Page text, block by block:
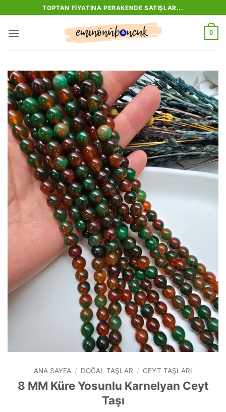
atla
TOPTAN FIYATINA PERAKENDE SATIŞLAR...
0
ANA SAYFA / DOĞAL TAŞLAR / CEYT TAŞLARI
8 MM Küre Yosunlu Karnelyan Ceyt
Taşı